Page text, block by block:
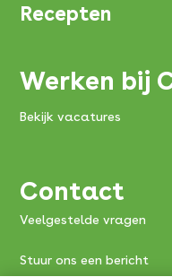
Recepten
Werken bij
Bekijk vacatures
Contact
Veelgestelde vragen
Stuur ons een bericht